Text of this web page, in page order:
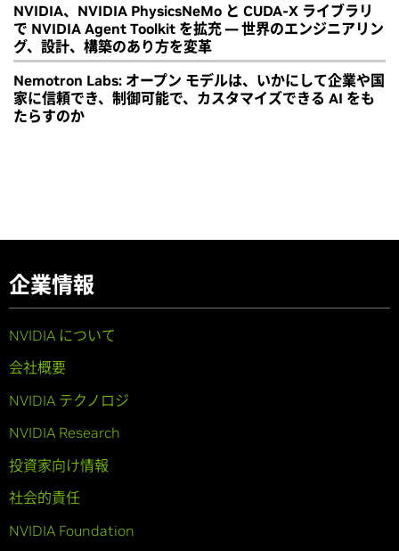
NVIDIA、NVIDIA PhysicsNeMo と CUDA-X ライブラリ
で NVIDIA Agent Toolkit を拡充 ― 世界のエンジニアリン
グ、設計、構築のあり方を変革
Nemotron Labs: オープン モデルは、いかにして企業や国
家に信頼でき、制御可能で、カスタマイズできる AI をも
たらすのか
企業情報
NVIDIA について
会社概要
NVIDIA テクノロジ
NVIDIA Research
投資家向け情報
社会的責任
NVIDIA Foundation